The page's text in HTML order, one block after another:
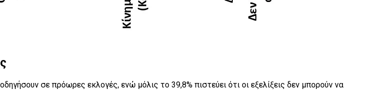
σε πρόωρες εκλογές, ενώ μόλις το 39,8% πιστεύει ότι οι εξελίξεις δεν μπορούν να